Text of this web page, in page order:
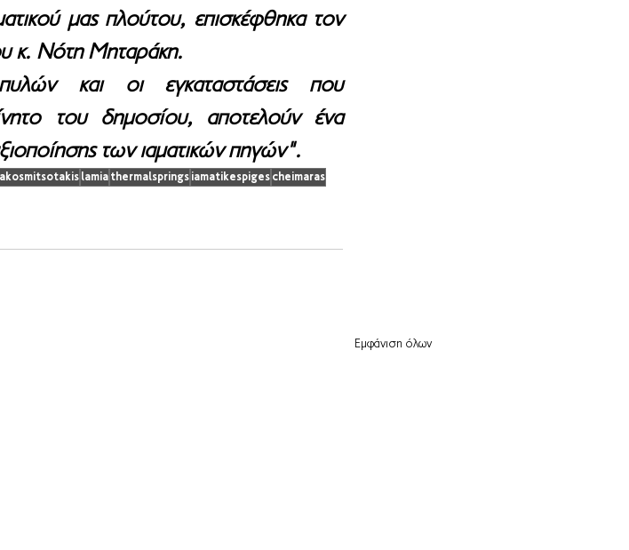
μας πλούτου, επισκέφθηκα τον
κ. Νότη Μηταράκη.
και οι εγκαταστάσεις που
του δημοσίου, αποτελούν ένα
των ιαματικών πηγών".
lamia thermalsprings iamatikespiges cheimaras
Εμφάνιση όλων